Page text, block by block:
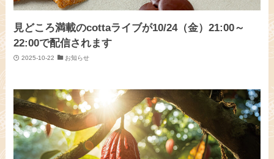
見どころ満載のcottaライブが10/24（金）21:00～
22:00で配信されます
2025-10-22 お知らせ